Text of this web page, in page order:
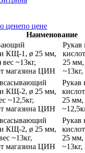
ценепо цене
Наименование
Рукав
25
Рукав
25 мм,
Рукав
25 мм,